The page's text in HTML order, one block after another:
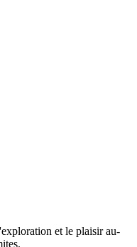
et le plaisir au-